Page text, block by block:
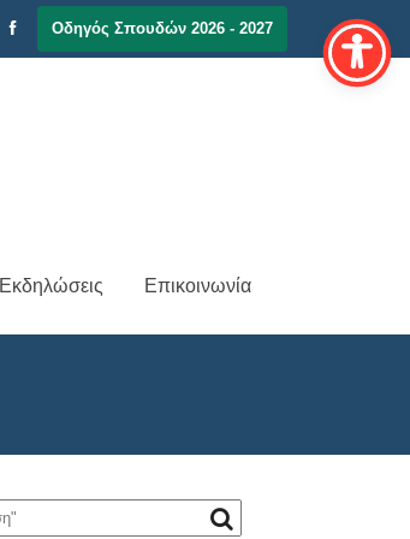
Οδηγός Σπουδών 2026 - 2027
Εκδηλώσεις Επικοινωνία